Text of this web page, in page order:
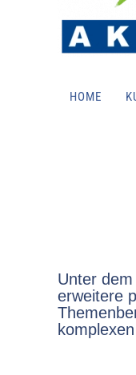
HOME
Unter
erweitere